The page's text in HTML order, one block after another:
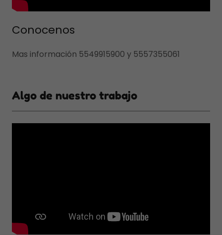
Conocenos
Mas información 5549915900 y 5557355061
Algo de nuestro trabajo